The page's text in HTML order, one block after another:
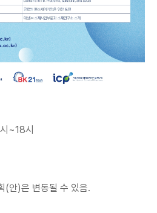
~18시
(안)은 변동될 수 있음.